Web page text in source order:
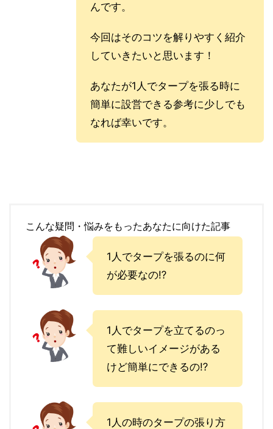
んです。
今回はそのコツを解りやすく紹介
していきたいと思います！
あなたが1人でタープを張る時に
簡単に設営できる参考に少しでも
なれば幸いです。
こんな疑問・悩みをもったあなたに向けた記事
1人でタープを張るのに何
が必要なの⁉︎
1人でタープを立てるのっ
て難しいイメージがある
けど簡単にできるの⁉︎
1人の時のタープの張り方